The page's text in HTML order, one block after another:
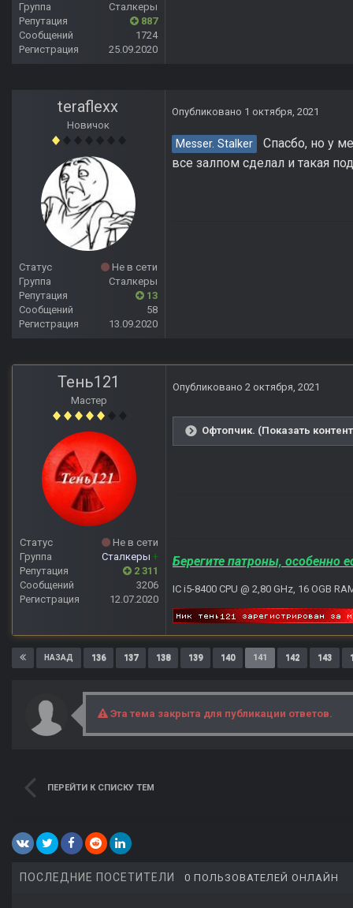
Группа
Сталкеры
Репутация
887
Сообщений
1724
Регистрация
25.09.2020
teraflexx
Новичок
Статус
Не в сети
Группа
Сталкеры
Репутация
13
Сообщений
58
Регистрация
13.09.2020
Опубликовано 1 октября, 2021
Messer. Stalker
Спасбо, но у
все залпом сделал и такая
Тень121
Мастер
Статус
Не в сети
Группа
Сталкеры +
Репутация
2 311
Сообщений
3206
Регистрация
12.07.2020
Опубликовано 2 октября, 2021
Офтопчик. (Показать
Берегите патроны, особенно
IC i5-8400 CPU @ 2,80 GHz, 16 OGB
НАЗАД 136 137 138 139 140 141 142 143
Эта тема закрыта для публикации ответов.
ПЕРЕЙТИ К СПИСКУ ТЕМ
ПОСЛЕДНИЕ ПОСЕТИТЕЛИ 0 ПОЛЬЗОВАТЕЛЕЙ ОНЛАЙН